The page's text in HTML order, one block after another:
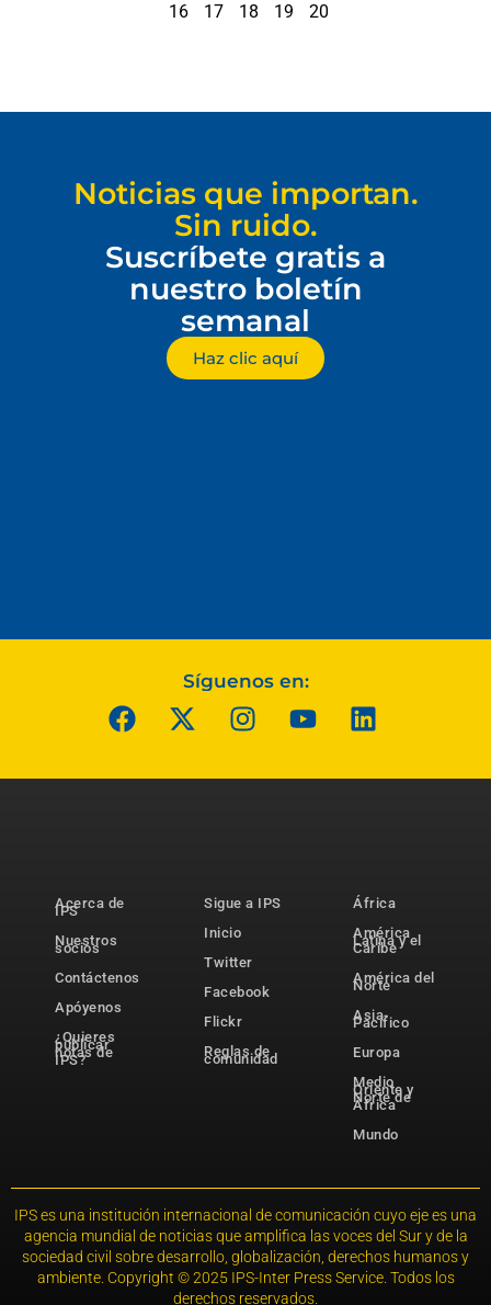
16 17 18 19 20
Noticias que importan.
Sin ruido.
Suscríbete gratis a
nuestro boletín
semanal
Haz clic aquí
Síguenos en:
Acerca de
IPS
Nuestros
socios
Contáctenos
Apóyenos
¿Quieres
publicar
notas de
IPS?
Sigue a IPS
Inicio
Twitter
Facebook
Flickr
Reglas de
comunidad
África
América
Latina y el
Caribe
América del
Norte
Asia-
Pacífico
Europa
Medio
Oriente y
Norte de
África
Mundo
IPS es una institución internacional de comunicación cuyo eje es una
agencia mundial de noticias que amplifica las voces del Sur y de la
sociedad civil sobre desarrollo, globalización, derechos humanos y
ambiente. Copyright © 2025 IPS-Inter Press Service. Todos los
derechos reservados.